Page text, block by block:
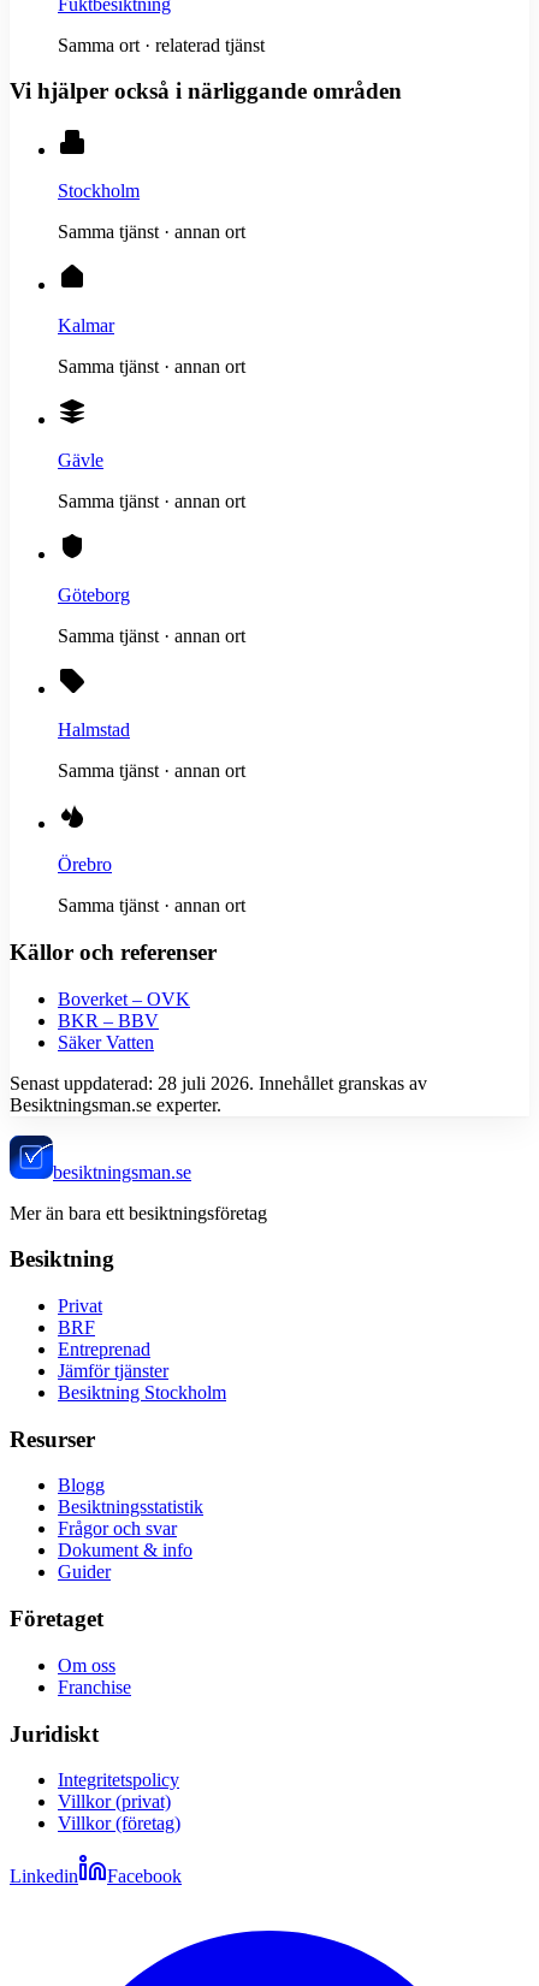
Samma ort · relaterad tjänst
Vi hjälper också i närliggande områden
Stockholm
Samma tjänst · annan ort
Kalmar
Samma tjänst · annan ort
Gävle
Samma tjänst · annan ort
Göteborg
Samma tjänst · annan ort
Halmstad
Samma tjänst · annan ort
Örebro
Samma tjänst · annan ort
Källor och referenser
Boverket – OVK
BKR – BBV
Säker Vatten
Senast uppdaterad: 28 juli 2026. Innehållet granskas av
Besiktningsman.se experter.
besiktningsman.se
Mer än bara ett besiktningsföretag
Besiktning
Privat
BRF
Entreprenad
Jämför tjänster
Besiktning Stockholm
Resurser
Blogg
Besiktningsstatistik
Frågor och svar
Dokument & info
Guider
Företaget
Om oss
Franchise
Juridiskt
Integritetspolicy
Villkor (privat)
Villkor (företag)
Linkedin Facebook